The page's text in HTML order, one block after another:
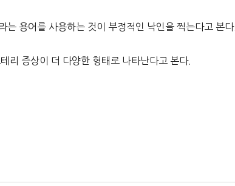
용어를 사용하는 것이 부정적인 낙인을 찍는다고 본다.
리 증상이 더 다양한 형태로 나타난다고 본다.